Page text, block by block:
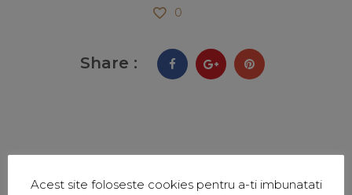
0
Share :
Acest site foloseste cookies pentru a-ti imbunatati